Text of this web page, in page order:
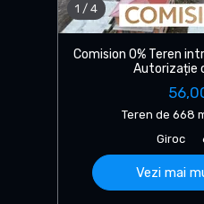
1 / 4
Comision 0% Teren
Autorizație
Teren de 668
Giroc
Vezi mai